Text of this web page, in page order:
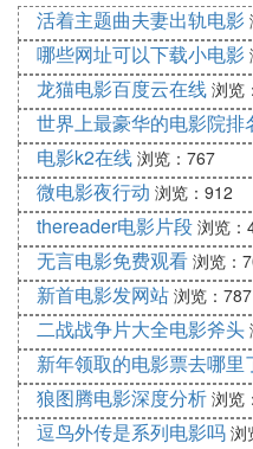
这年成谁还去下载电影
推荐一个免注册的在线
http://www.izz.cc
快播播放器是边看边下
试..
Ⅳ 免费下载电影的网站
风行还不错，虽然有些
免费的
Ⅳ 推荐几个可以免费下
pps里下好了，那里的电
在那里下的，而且里面
要先注册一个账号的
Ⅵ 请问哪些网站有免费的
活着主题曲夫妻出轨电影
哪些网址可以下载小电影
龙猫电影百度云在线 浏览
世界上最豪华的电影院排
电影k2在线 浏览：767
微电影夜行动 浏览：912
thereader电影片段 浏览：
无言电影免费观看 浏览：
新首电影发网站 浏览：787
二战战争片大全电影斧头
新年领取的电影票去哪里
狼图腾电影深度分析 浏览
逗鸟外传是系列电影吗 浏